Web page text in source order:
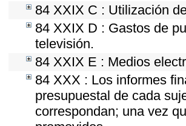
84 XXIX C : Utilización
84 XXIX D : Gastos de
televisión.
84 XXIX E : Medios
84 XXX : Los informes
presupuestal de cada
correspondan; una vez